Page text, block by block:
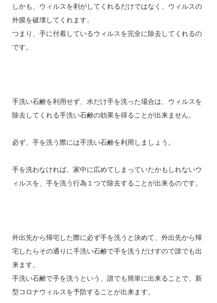
しかも、ウィルスを剥がしてくれるだけではなく、ウィルスの
外膜を破壊してくれます。
つまり、手に付着しているウィルスを完全に除去してくれるの
です。
手洗い石鹸を利用せず、水だけ手を洗った場合は、ウィルスを
除去してくれる手洗い石鹸の効果を得ることが出来ません。
必ず、手を洗う際には手洗い石鹸を利用しましょう。
手を洗わなければ、家中に広めてしまっていたかもしれないウ
ィルスを、手を洗う行為１つで除去することが出来るのです。
外出先から帰宅した際に必ず手を洗うと決めて、外出先から帰
宅したらその通りに手洗い石鹸で手を洗うだけすので誰でも出
来ます。
手洗い石鹸で手を洗うという、誰でも簡単に出来ることで、新
型コロナウィルスを予防することが出来ます。